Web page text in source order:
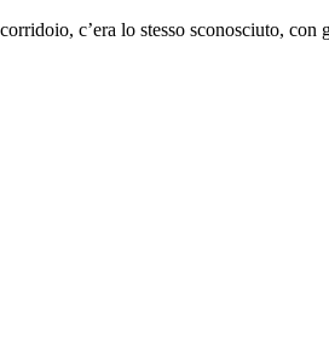
c’era lo stesso sconosciuto,